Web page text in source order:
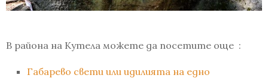
В района на Кутела можете да посетите още :
Габарево свети или идилията на едно